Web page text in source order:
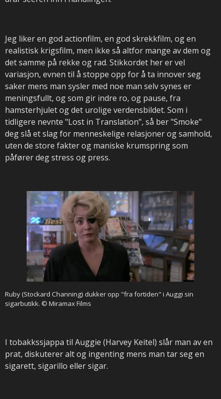
Jeg liker en god actionfilm, en god skrekkfilm, og en
realistisk krigsfilm, men ikke så altfor mange av dem og
det samme på rekke og rad. Stikkordet her er vel
variasjon, evnen til å stoppe opp for å ta innover seg
saker mens man sysler med noe man selv synes er
meningsfullt, og som gir indre ro, og pause, fra
hamsterhjulet og det urolige verdensbildet. Som i
tidligere nevnte "Lost in Translation", så ber "Smoke"
deg slå et slag for menneskelige relasjoner og samhold,
uten de store fakter og maniske krumspring som
påfører deg stress og press.
Ruby (Stockard Channing) dukker opp "fra fortiden" i Auggi sin
sigarbutikk. © Miramax Films
I tobakkssjappa til Auggie (Harvey Keitel) slår man av en
prat, diskuterer alt og ingenting mens man tar seg en
sigarett, sigarillo eller sigar.